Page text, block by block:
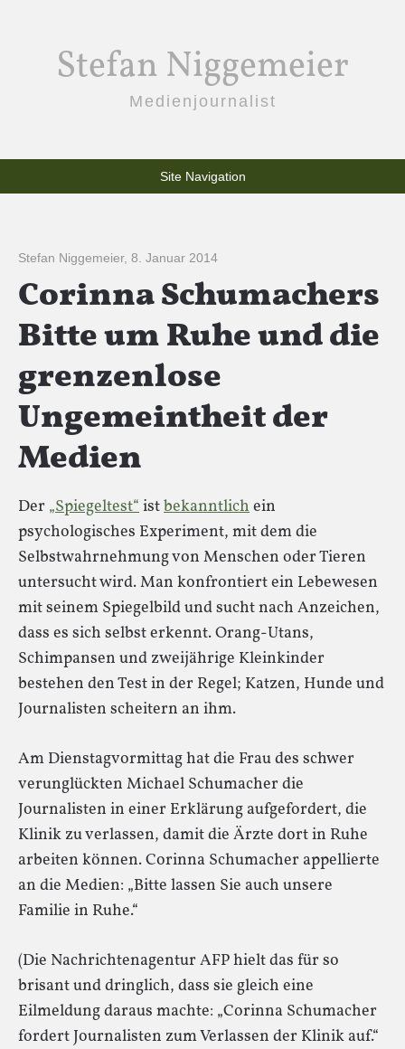
Stefan Niggemeier
Medienjournalist
Site Navigation
Stefan Niggemeier, 8. Januar 2014
Corinna Schumachers
Bitte um Ruhe und die
grenzenlose
Ungemeintheit der
Medien
Der „Spiegeltest“istbekanntlichein
psychologisches Experiment, mit dem die
Selbstwahrnehmung von Menschen oder Tieren
untersucht wird. Man konfrontiert ein Lebewesen
mit seinem Spiegelbild und sucht nach Anzeichen,
dass es sich selbst erkennt. Orang-Utans,
Schimpansen und zweijährige Kleinkinder
bestehen den Test in der Regel; Katzen, Hunde und
Journalisten scheitern an ihm.
Am Dienstagvormittag hat die Frau des schwer
verunglückten Michael Schumacher die
Journalisten in einer Erklärung aufgefordert, die
Klinik zu verlassen, damit die Ärzte dort in Ruhe
arbeiten können. Corinna Schumacher appellierte
an die Medien: „Bitte lassen Sie auch unsere
Familie in Ruhe.“
(Die Nachrichtenagentur AFP hielt das für so
brisant und dringlich, dass sie gleich eine
Eilmeldung daraus machte: „Corinna Schumacher
fordert Journalisten zum Verlassen der Klinik auf.“